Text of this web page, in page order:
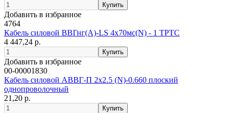
Добавить в избранное
4764
Кабель силовой ВВГнг(А)-LS 4х70мс(N) - 1 ТРТС
4 447,24 р.
Добавить в избранное
00-00001830
Кабель силовой АВВГ-П 2х2.5 (N)-0.660 плоский
однопроволочный
21,20 р.